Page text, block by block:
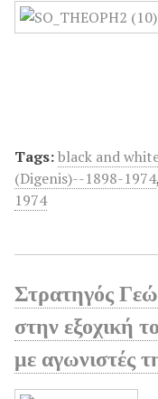
Tags:black and
(Digenis)--1898-1974,
1974
Στρατηγός
στην εξοχική
με αγωνιστές